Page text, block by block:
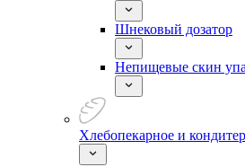
Шнековый дозатор
Непищевые скин
Хлебопекарное и